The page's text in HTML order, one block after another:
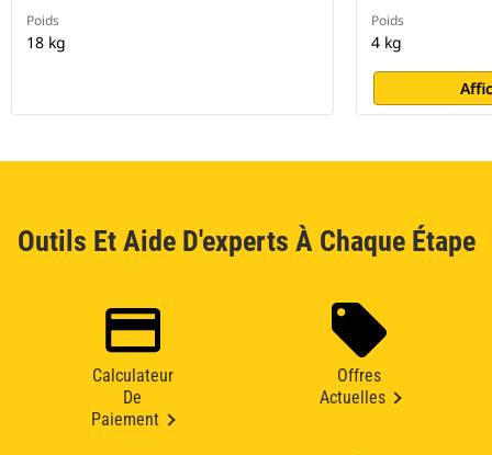
Poids
18 kg
Poids
4 kg
Outils Et Aide D'experts À Chaque Étape
Calculateur
De
Paiement
Offres
Actuelles